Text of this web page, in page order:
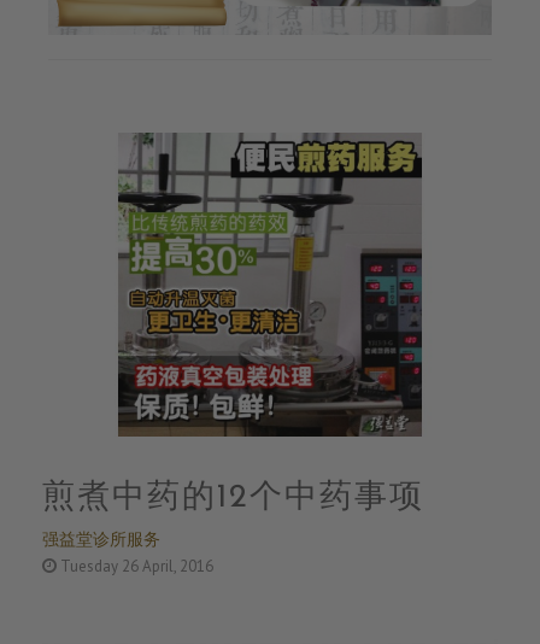
强益堂诊所服务
煎煮中药的12个中药事项
Tuesday 26 April, 2016